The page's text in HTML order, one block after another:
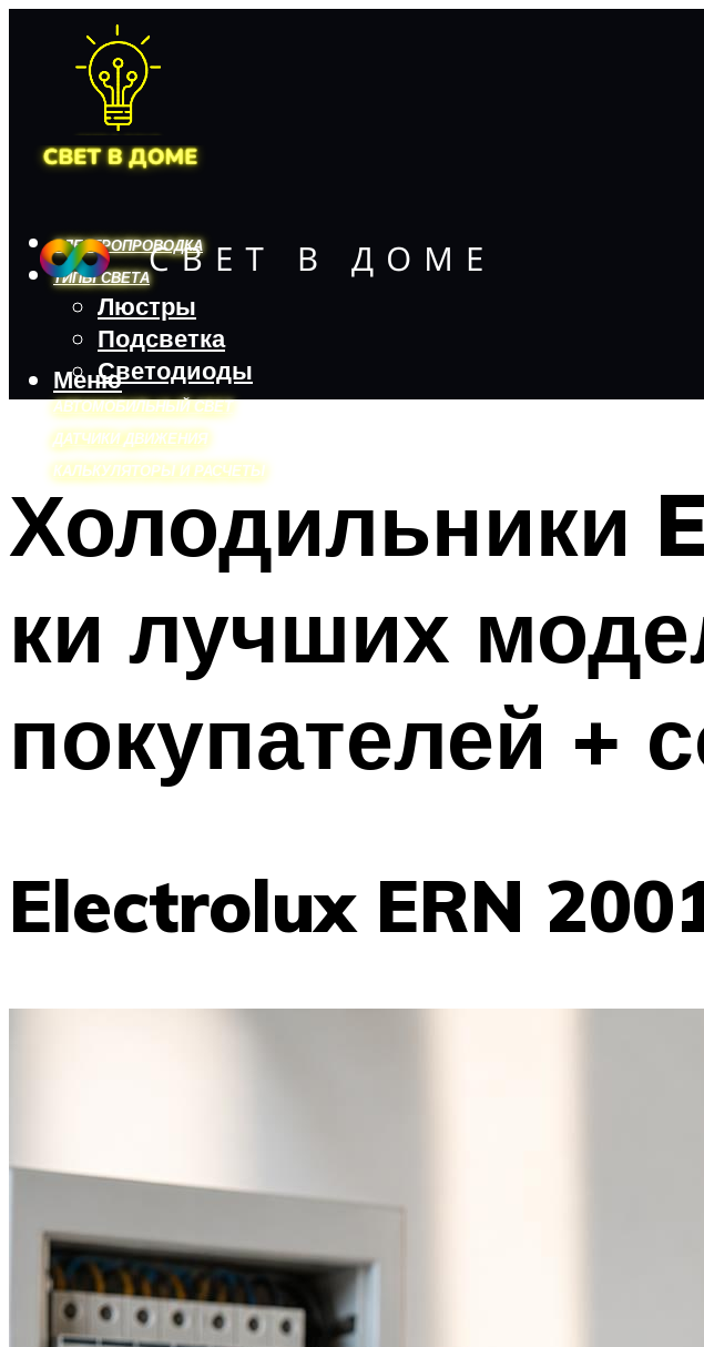
ЭЛЕКТРОПРОВОДКА
ТИПЫ СВЕТА
Люстры
Подсветка
Светодиоды
АВТОМОБИЛЬНЫЙ СВЕТ
ДАТЧИКИ ДВИЖЕНИЯ
КАЛЬКУЛЯТОРЫ И РАСЧЕТЫ
Меню
Меню
Холодильники
ки лучших
покупателей +
Electrolux ERN